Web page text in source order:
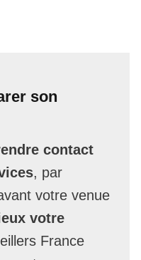
son
contact
, par
votre venue
votre
France